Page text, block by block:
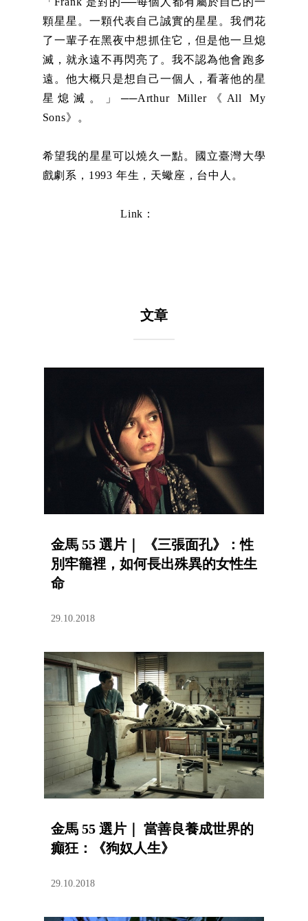
顆星星。一顆代表自己誠實的星星。我們花
了一輩子在黑夜中想抓住它，但是他一旦熄
滅，就永遠不再閃亮了。我不認為他會跑多
遠。他大概只是想自己一個人，看著他的星
星熄滅。」──Arthur Miller《All My
Sons》。
希望我的星星可以燒久一點。國立臺灣大學
戲劇系，1993 年生，天蠍座，台中人。
Link：
文章
金馬 55 選片｜ 《三張面孔》：性
別牢籠裡，如何長出殊異的女性生
命
29.10.2018
金馬 55 選片｜ 當善良養成世界的
癲狂：《狗奴人生》
29.10.2018